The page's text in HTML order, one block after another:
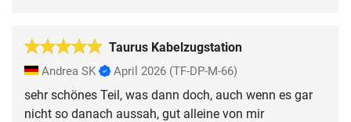
Taurus Kabelzugstation
Andrea SK April 2026 (TF-DP-M-66)
sehr schönes Teil, was dann doch, auch wenn es gar
nicht so danach aussah, gut alleine von mir